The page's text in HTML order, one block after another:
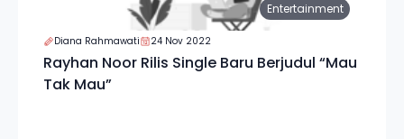
Entertainment
Diana Rahmawati 24 Nov 2022
Rayhan Noor Rilis Single Baru Berjudul “Mau
Tak Mau”